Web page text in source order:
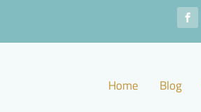
Home Blog